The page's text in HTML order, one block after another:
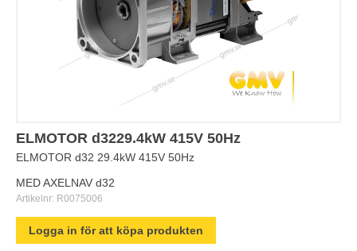
ELMOTOR d3229.4kW 415V 50Hz
ELMOTOR d32 29.4kW 415V 50Hz
MED AXELNAV d32
Artikelnr: R0075006
Logga in för att köpa produkten